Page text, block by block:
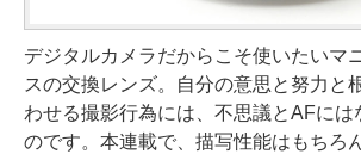
デジタルカメラだからこそ使いたいマ
スの交換レンズ。自分の意思と努力と
わせる撮影行為には、不思議とAFには
のです。本連載で、描写性能はもちろ